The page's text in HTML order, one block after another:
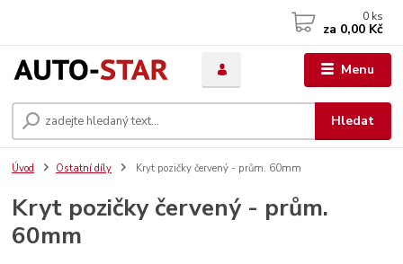
Menu
Hledat
0 ks
za 0,00 Kč
Úvod Ostatní díly Kryt pozičky červený - prům. 60mm
Kryt pozičky červený - prům.
60mm